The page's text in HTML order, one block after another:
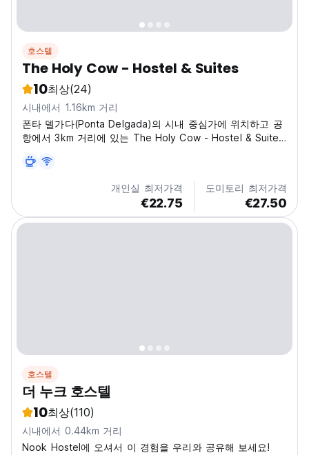
호스텔
The Holy Cow - Hostel & Suites
10최상(24)
시내에서 1.16km 거리
폰타 델가다(Ponta Delgada)의 시내 중심가에 위치하고 공
항에서 3km 거리에 있는 The Holy Cow - Hostel & Suites
컨을 갖춘 밝고 넓으며 깨끗한 더블룸 및 쿼드러플룸을 갖추
고 있습니다. 전용 욕실과 천장 선풍기를 갖춘 6개의 침대를
갖춘 기숙사 2개가 있습니다. 완비된 주방, 식사 공간, TV룸
이 있으며, 2층에는 베란다가 딸린 라운지 공간이 있고, 1층
에는 작은...
개인실 최저가격
€22.75
도미토리 최저가격
€27.50
호스텔
더 누크 호스텔
10최상(110)
시내에서 0.44km 거리
Nook Hostel에 오셔서 이 경험을 우리와 공유해 보세요!